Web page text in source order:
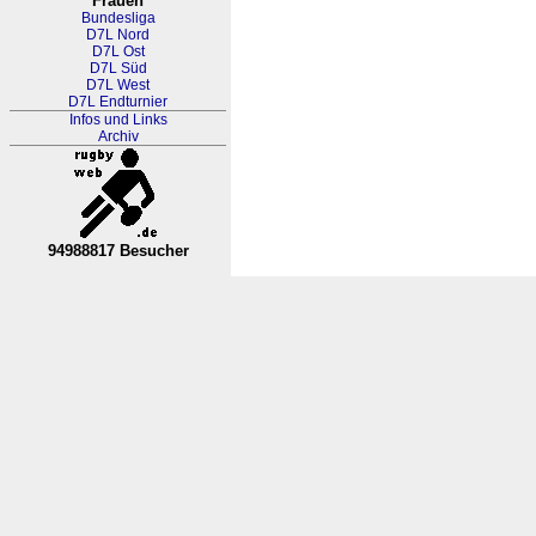
Bundesliga
D7L Nord
D7L Ost
D7L Süd
D7L West
D7L Endturnier
Infos und Links
Archiv
94988817 Besucher